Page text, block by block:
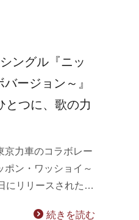
ングル『ニッ
ージョン～』
つに、歌の力
京力車のコラボレー
ポン・ワッショイ～
にリリースされた…
続きを読む